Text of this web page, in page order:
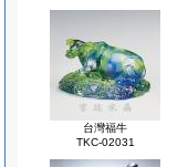
台灣福牛
TKC-02031